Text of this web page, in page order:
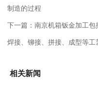
制造的过程
下一篇： 南京机箱钣金加工包
焊接、铆接、拼接、成型等工
相关新闻